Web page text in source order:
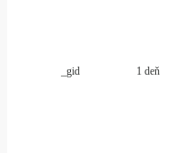
_gid 1 deň